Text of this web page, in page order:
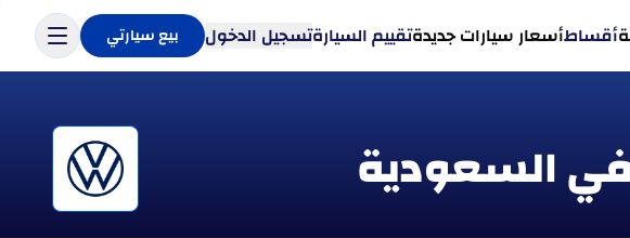
أقساطأسعار سيارات جديدةتقييم السيارةتسجيل الدخول بيع سيارتي